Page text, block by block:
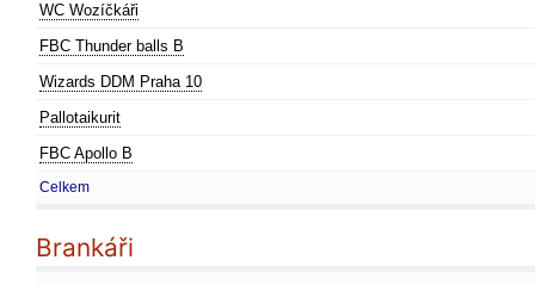
WC Wozíčkáři
FBC Thunder balls B
Wizards DDM Praha 10
Pallotaikurit
FBC Apollo B
Celkem
Brankáři